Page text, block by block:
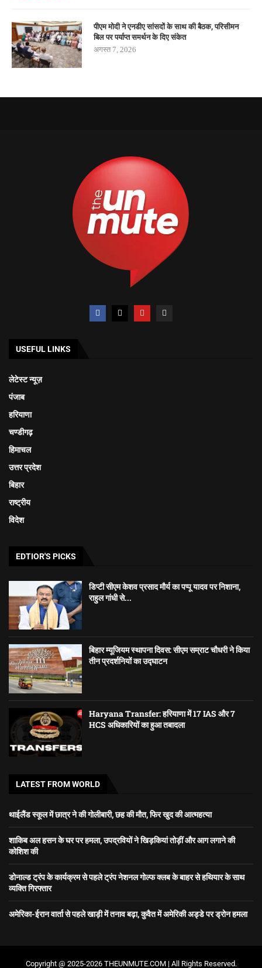
पीएम मोदी ने एनडीए सांसदों के साथ की बैठक, परिसीमन
बिल पर पर्याप्त समर्थन के दिए संकेत
अगस्त 7, 2026
USEFUL LINKS
लेटेस्ट न्यूज़
पंजाब
हरियाणा
चण्डीगढ़
हिमाचल
उत्तर प्रदेश
बिहार
राष्ट्रीय
विदेश
EDTIOR'S PICKS
डिप्टी सीएम केशव प्रसाद मौर्य का पप्पू यादव पर निशाना,
राहुल गांधी से...
बिहार म्यूजियम स्थापना दिवस: सीएम सम्राट चौधरी ने किया
तीन प्रदर्शनियों का उद्घाटन
Haryana Transfer: हरियाणा में 17 IAS और 7
HCS अधिकारियों का हुआ तबादला
LATEST FROM WORLD
थाईलैंड स्कूल में छात्र ने की गोलीबारी, छह की मौत, फिर खुद की आत्महत्या
शाकिब अल हसन के घर पर हमला, उपद्रवियों ने खिड़कियां तोड़ीं और आग लगाने की
कोशिश की
डोनाल्ड ट्रंप के कार्यक्रम से पहले ट्रंप नेशनल गोल्फ क्लब के बाहर से हथियार के साथ
व्यक्ति गिरफ्तार
अमेरिका-ईरान वार्ता से पहले खाड़ी में तनाव बढ़ा, कुवैत में अमेरिकी अड्डे पर ड्रोन हमला
Copyright @ 2025-2026 THEUNMUTE.COM | All Rights Reserved.